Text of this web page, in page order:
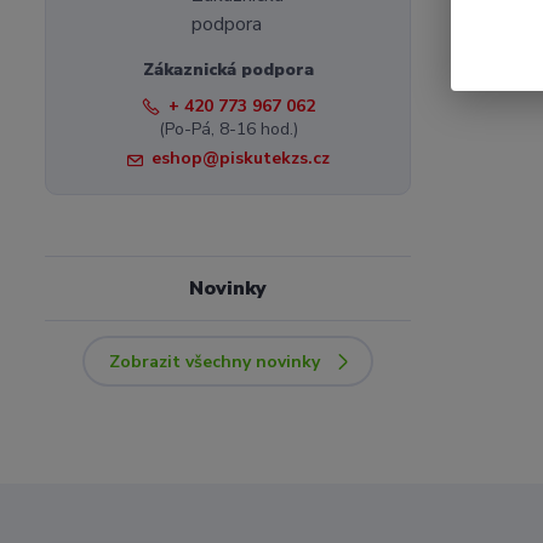
Zákaznická podpora
+ 420 773 967 062
(Po-Pá, 8-16 hod.)
eshop@piskutekzs.cz
Novinky
Zobrazit všechny novinky